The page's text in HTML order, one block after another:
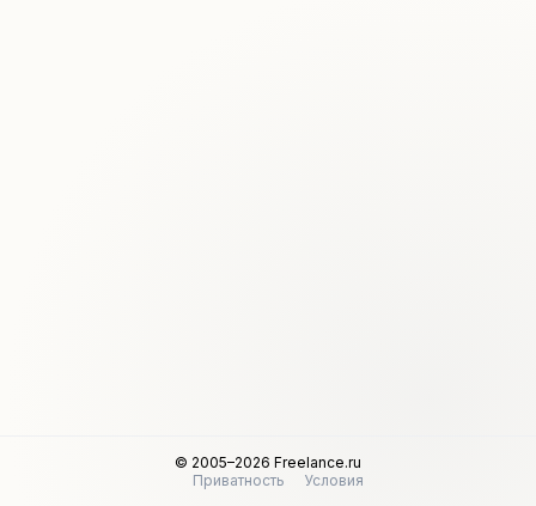
© 2005–2026 Freelance.ru
Приватность
Условия